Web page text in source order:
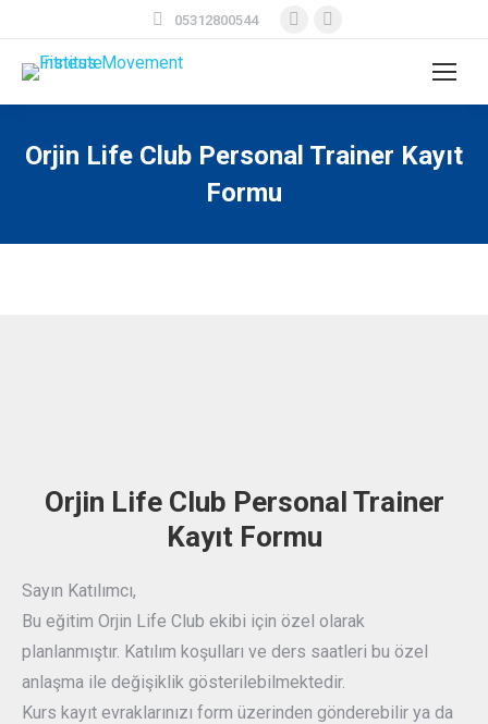
05312800544
Facebook
in
window
in
window
Orjin Life Club Personal Trainer Kayıt
Formu
Orjin Life Club Personal Trainer
Kayıt Formu
Sayın Katılımcı,
Bu eğitim Orjin Life Club ekibi için özel olarak
planlanmıştır. Katılım koşulları ve ders saatleri bu özel
anlaşma ile değişiklik gösterilebilmektedir.
Kurs kayıt evraklarınızı form üzerinden gönderebilir ya da